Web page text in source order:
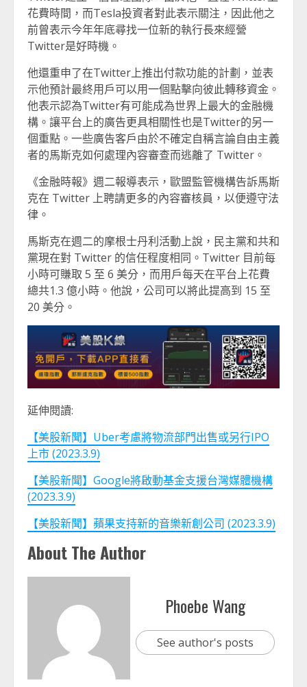
花費時間，而Tesla投資者對此表示關注，因此他之
前曾表示今年年底尋找一位新的執行長來經營
Twitter是好時機。
他還重申了在Twitter上推出付款功能的計劃，並表
示他預計最終用戶可以用一個點擊向彼此轉移資金。
他表示認為Twitter有可能成為世界上最大的金融機
構。讓平台上的廣告更具相關性也是Twitter的另一
個重點。一些廣告客戶由於不確定自稱言論自由主義
者的馬斯克如何處理內容審查而逃離了 Twitter。
《金融時報》週二報導表示，歐盟監管機構告訴馬斯
克在 Twitter 上聘請更多的內容審核員，以便遵守法
律。
馬斯克在週二的摩根士丹利活動上說，民主黨和共和
黨現在對 Twitter 的信任程度相同。Twitter 目前每
小時可賺取 5 至 6 美分，而用戶每天在平台上花費
總共1.3 億小時。他說，公司可以將此提高到 15 至
20 美分。
延伸閱讀:
【美股新聞】Uber考慮將物流部門出售或另行IPO
上市 (2023.3.9)
【美股新聞】Google將啟動基金支援台灣媒體機構
(2023.3.9)
【美股新聞】蘋果支持新的音樂新創公司 (2023.3.9)
About The Author
Phoebe Wang
See author's posts